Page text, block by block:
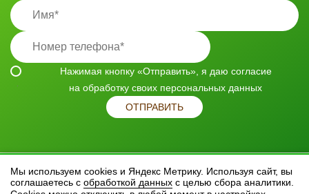
Нажимая кнопку «Отправить», я даю согласие
на обработку своих персональных данных
ОТПРАВИТЬ
© 2014 - 2026 Учебный центр профессионального массажа
Мы используем cookies и Яндекс Метрику. Используя сайт, вы
соглашаетесь с обработкой данных с целью сбора аналитики.